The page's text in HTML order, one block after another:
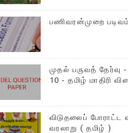
பணிவரன்முறை
முதல் பருவத் தேர்வு -
10 - தமிழ் மாதிரி
விடுதலைப் போராட்ட
வரலாறு ( தமிழ் )